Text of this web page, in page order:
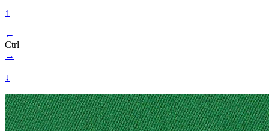
↑
←
Ctrl
→
↓